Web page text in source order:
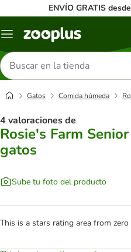
ENVÍO GRATIS
Menú
Buscar
productos
Gatos Comida húmeda
4 valoraciones de
Rosie's Farm
gatos
Sube tu foto del producto
This is a stars rating area from